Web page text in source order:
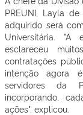
PREUNI, Layla
adquirido será
Universitária. "A
esclareceu
contratações
intenção agora
servidores da
incorporando,
ações", explicou.